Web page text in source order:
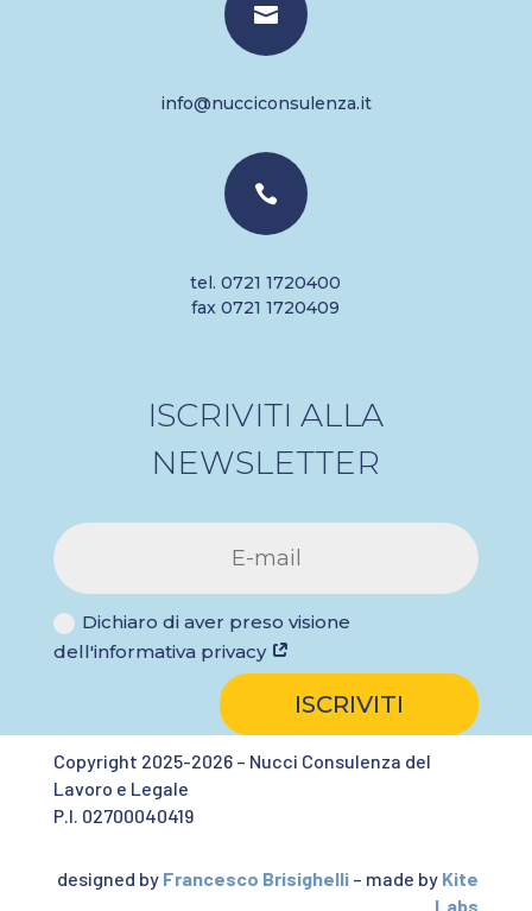

info@nucciconsulenza.it

tel. 0721 1720400
fax 0721 1720409
ISCRIVITI ALLA
NEWSLETTER
Dichiaro di aver preso visione
dell'informativa privacy
ISCRIVITI
Copyright 2025-2026 – Nucci Consulenza del
Lavoro e Legale
P.I. 02700040419
designed by Francesco Brisighelli – made by Kite
Labs